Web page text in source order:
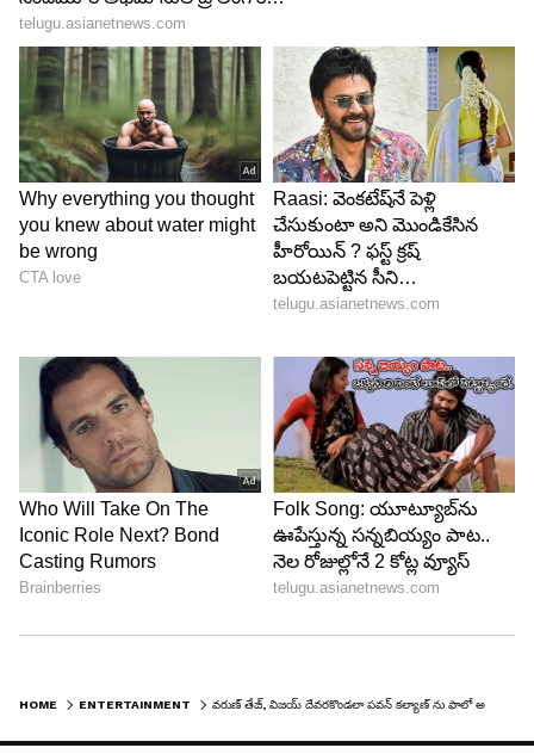
సర్కిల్ లో చక్కర్లు కొడుతోంది.
6
7
1999లో పవన్ హీరోగా వచ్చిన తమ్ముడు ఆయన కెరియర్
HOME ENTERTAINMENT